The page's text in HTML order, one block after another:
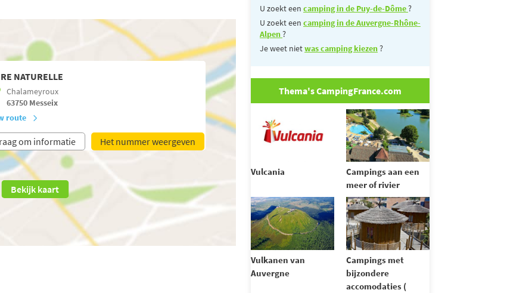
NATURELLE
Chalameyroux
63750 Messeix
route
om informatie Het nummer weergeven
Bekijk kaart
U zoekt een camping in de Puy-de-Dôme?
U zoekt een camping in de Auvergne-Rhône-
Alpen?
Je weet nietwas camping kiezen?
Thema's CampingFrance.com
Vulcania
Campings aan een
meer of rivier
Vulkanen van
Auvergne
Campings met
bijzondere
accomodaties (